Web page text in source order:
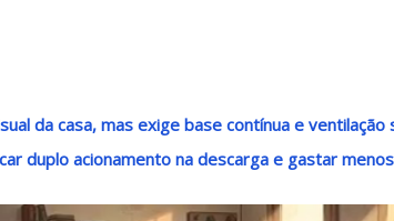
da casa, mas exige base contínua e
duplo acionamento na descarga e gastar